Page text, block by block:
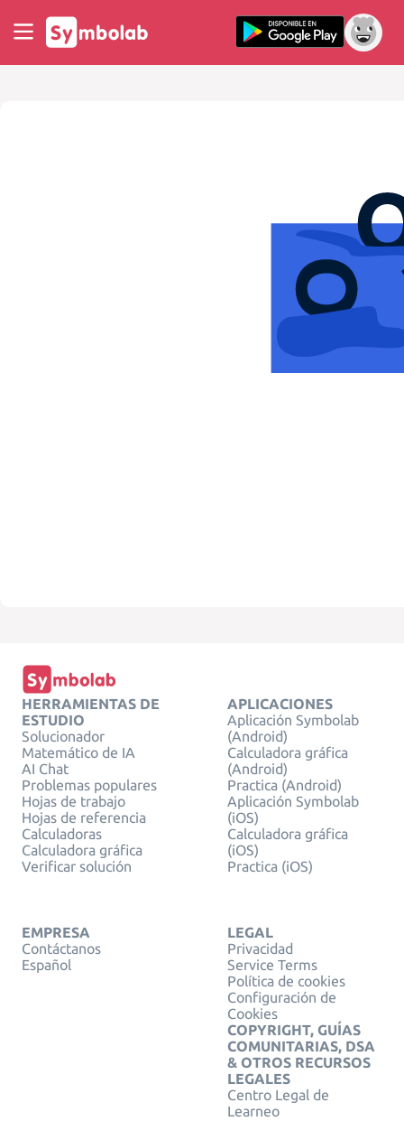
HERRAMIENTAS DE
ESTUDIO
Solucionador
Matemático de IA
AI Chat
Problemas populares
Hojas de trabajo
Hojas de referencia
Calculadoras
Calculadora gráfica
Verificar solución
APLICACIONES
Aplicación Symbolab
(Android)
Calculadora gráfica
(Android)
Practica (Android)
Aplicación Symbolab
(iOS)
Calculadora gráfica
(iOS)
Practica (iOS)
EMPRESA
Contáctanos
Español
LEGAL
Privacidad
Service Terms
Política de cookies
Configuración de
Cookies
COPYRIGHT, GUÍAS
COMUNITARIAS, DSA
& OTROS RECURSOS
LEGALES
Centro Legal de
Learneo